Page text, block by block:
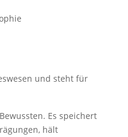
und steht für
Es speichert
hält